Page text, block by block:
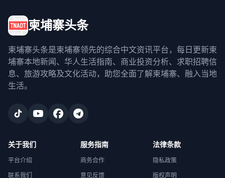
柬埔寨头条
柬埔寨头条是柬埔寨领先的综合中文资讯平台，每日更新柬
埔寨本地新闻、华人生活指南、商业投资分析、求职招聘信
息、旅游攻略及文化活动，助您全面了解柬埔寨、融入当地
生活。
关于我们
平台介绍
联系我们
服务指南
商务合作
意见反馈
法律条款
隐私政策
版权声明